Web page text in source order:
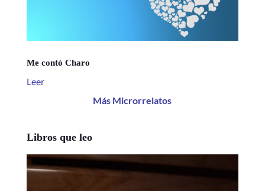
Me contó Charo
Leer
Más Microrrelatos
Libros que leo